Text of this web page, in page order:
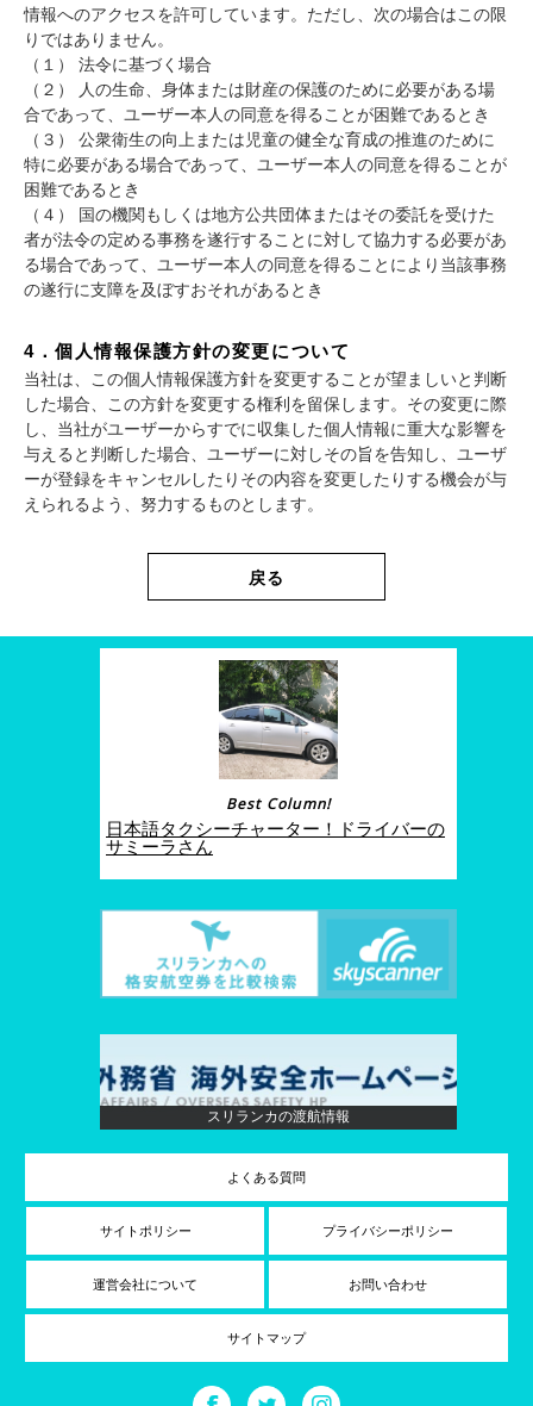
情報へのアクセスを許可しています。ただし、次の場合はこの限
りではありません。
（１） 法令に基づく場合
（２） 人の生命、身体または財産の保護のために必要がある場
合であって、ユーザー本人の同意を得ることが困難であるとき
（３） 公衆衛生の向上または児童の健全な育成の推進のために
特に必要がある場合であって、ユーザー本人の同意を得ることが
困難であるとき
（４） 国の機関もしくは地方公共団体またはその委託を受けた
者が法令の定める事務を遂行することに対して協力する必要があ
る場合であって、ユーザー本人の同意を得ることにより当該事務
の遂行に支障を及ぼすおそれがあるとき
4．個人情報保護方針の変更について
当社は、この個人情報保護方針を変更することが望ましいと判断
した場合、この方針を変更する権利を留保します。その変更に際
し、当社がユーザーからすでに収集した個人情報に重大な影響を
与えると判断した場合、ユーザーに対しその旨を告知し、ユーザ
ーが登録をキャンセルしたりその内容を変更したりする機会が与
えられるよう、努力するものとします。
戻る
Best Column!
日本語タクシーチャーター！ドライバーの
サミーラさん
スリランカの渡航情報
よくある質問
サイトポリシー プライバシーポリシー
運営会社について お問い合わせ
サイトマップ